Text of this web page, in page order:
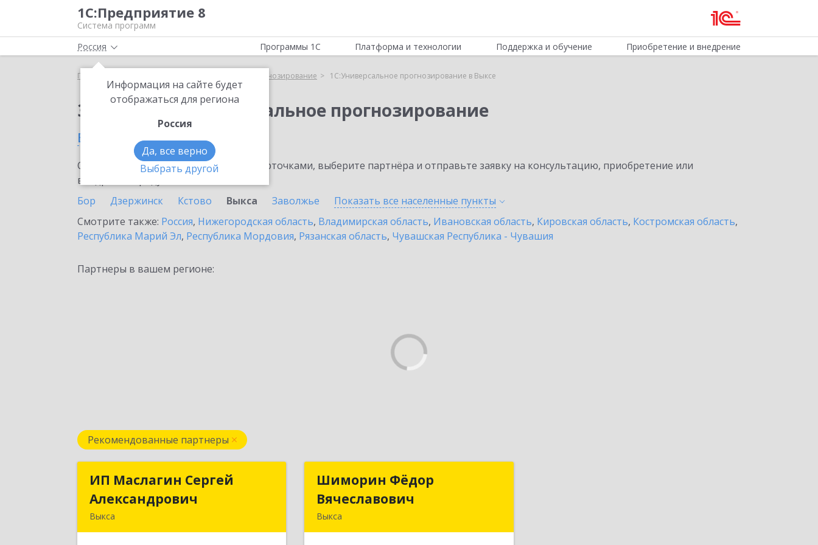
1С:Предприятие 8
Система программ
Россия
Информация на сайте будет
отображаться для региона
Россия
Да, все верно
Выбрать другой
Программы 1С Платформа и технологии Поддержка и обучение Приобретение и внедрение
Главная 1С:Универсальное прогнозирование 1С:Универсальное прогнозирование в Выксе
Заказать 1С:Универсальное прогнозирование
в Выксе
Ознакомьтесь с информационными карточками, выберите партнёра и отправьте заявку на консультацию, приобретение или
внедрение продукта.
Бор
Дзержинск Кстово Выкса Заволжье Показать все населенные пункты
Смотрите также: Россия, Нижегородская область, Владимирская область, Ивановская область, Кировская область, Костромская область,
Республика Марий Эл, Республика Мордовия, Рязанская область, Чувашская Республика - Чувашия
Партнеры в вашем регионе:
Рекомендованные партнеры
ИП Маслагин Сергей
Александрович
Выкса
ИП Маслагин Сергей
Александрович
Шиморин Фёдор
Вячеславович
Выкса
Шиморин Фёдор
Вячеславович